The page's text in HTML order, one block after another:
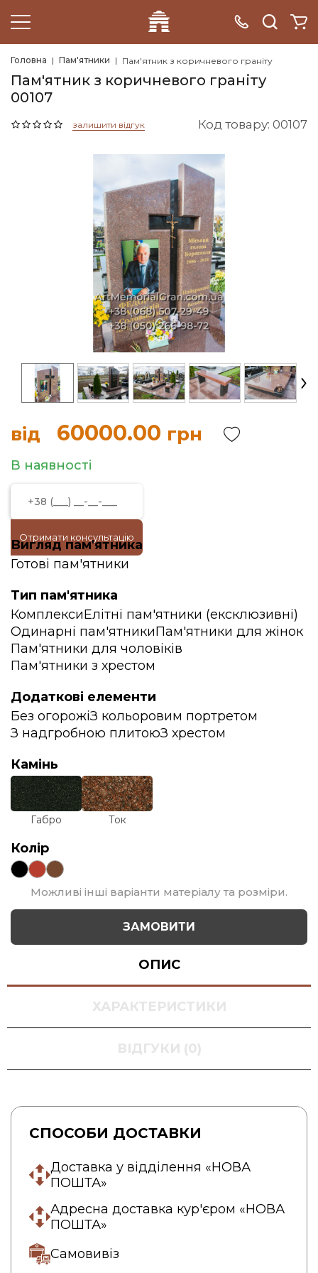
Головна Пам'ятники Пам'ятник з коричневого граніту
Пам'ятник з коричневого граніту
00107
залишити відгук Код товару: 00107
від 60000.00 грн
В наявності
Отримати консультацію
Вигляд пам'ятника
Готові пам'ятники
Тип пам'ятника
КомплексиЕлітні пам'ятники (ексклюзивні)
Одинарні пам'ятникиПам'ятники для жінок
Пам'ятники для чоловіків
Пам'ятники з хрестом
Додаткові елементи
Без огорожіЗ кольоровим портретом
З надгробною плитоюЗ хрестом
Камінь
Габро Ток
Колір
Можливі інші варіанти матеріалу та розміри.
ЗАМОВИТИ
ОПИС
ХАРАКТЕРИСТИКИ
ВІДГУКИ (0)
СПОСОБИ ДОСТАВКИ
Доставка у відділення «НОВА
ПОШТА»
Адресна доставка кур'єром «НОВА
ПОШТА»
Самовивіз